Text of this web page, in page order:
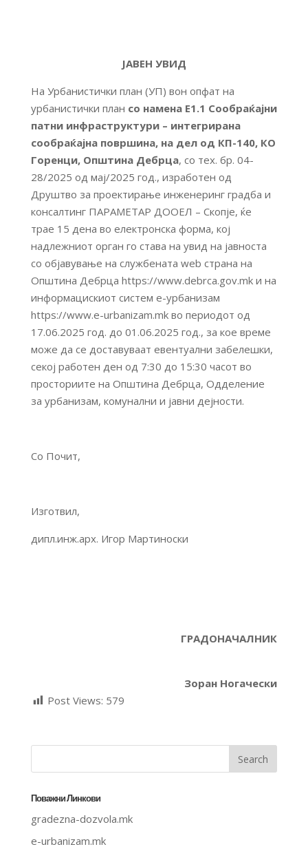
ЈАВЕН УВИД
На Урбанистички план (УП) вон опфат на
урбанистички план со намена Е1.1 Сообраќајни
патни инфраструктури – интегрирана
сообраќајна површина, на дел од КП-140, КО
Горенци, Општина Дебрца, со тех. бр. 04-
28/2025 од мај/2025 год., изработен од
Друштво за проектирање инженеринг градба и
консалтинг ПАРАМЕТАР ДООЕЛ – Скопје, ќе
трае 15 дена во електронска форма, кој
надлежниот орган го става на увид на јавноста
со објавување на службената web страна на
Општина Дебрца https://www.debrca.gov.mk и на
информацискиот систем е-урбанизам
https://www.e-urbanizam.mk во периодот од
17.06.2025 год. до 01.06.2025 год., за кое време
може да се доставуваат евентуални забелешки,
секој работен ден од 7:30 до 15:30 часот во
просториите на Општина Дебрца, Одделение
за урбанизам, комунални и јавни дејности.
Со Почит,
Изготвил,
дипл.инж.арх. Игор Мартиноски
ГРАДОНАЧАЛНИК
Зоран Ногачески
Post Views: 579
Поважни Линкови
gradezna-dozvola.mk
e-urbanizam.mk